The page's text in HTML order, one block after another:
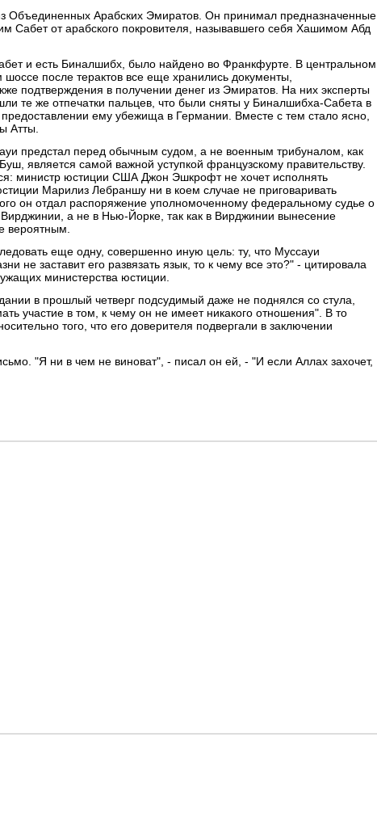
Объединенных Арабских Эмиратов. Он принимал предназначенные
Сабет от арабского покровителя, называвшего себя Хашимом Абд
и есть Биналшибх, было найдено во Франкфурте. В центральном
после терактов все еще хранились документы,
подтверждения в получении денег из Эмиратов. На них эксперты
те же отпечатки пальцев, что были сняты у Биналшибха-Сабета в
предоставлении ему убежища в Германии. Вместе с тем стало ясно,
Атты.
предстал перед обычным судом, а не военным трибуналом, как
является самой важной уступкой французскому правительству.
министр юстиции США Джон Эшкрофт не хочет исполнять
Марилиз Лебраншу ни в коем случае не приговаривать
он отдал распоряжение уполномоченному федеральному судье о
а не в Нью-Йорке, так как в Вирджинии вынесение
вероятным.
еще одну, совершенно иную цель: ту, что Муссауи
не заставит его развязать язык, то к чему все это?" - цитировала
министерства юстиции.
в прошлый четверг подсудимый даже не поднялся со стула,
участие в том, к чему он не имеет никакого отношения". В то
того, что его доверителя подвергали в заключении
"Я ни в чем не виноват", - писал он ей, - "И если Аллах захочет,